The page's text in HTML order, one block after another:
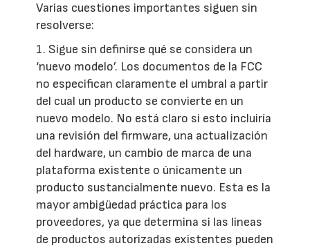
Varias cuestiones importantes siguen sin
resolverse:
1. Sigue sin definirse qué se considera un
‘nuevo modelo’. Los documentos de la FCC
no especifican claramente el umbral a partir
del cual un producto se convierte en un
nuevo modelo. No está claro si esto incluiría
una revisión del firmware, una actualización
del hardware, un cambio de marca de una
plataforma existente o únicamente un
producto sustancialmente nuevo. Esta es la
mayor ambigüedad práctica para los
proveedores, ya que determina si las líneas
de productos autorizadas existentes pueden